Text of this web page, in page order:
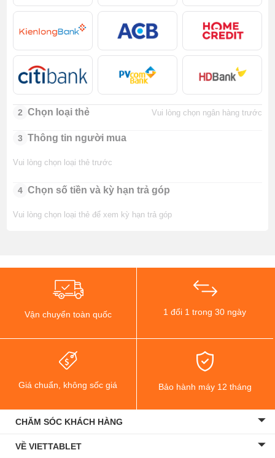
2 Chọn loại thẻ Vui lòng chọn ngân hàng trước
3 Thông tin người mua
Vui lòng chọn loại thẻ trước
4 Chọn số tiền và kỳ hạn trả góp
Vui lòng chọn loại thẻ để xem kỳ hạn trả góp
Vận chuyển toàn quốc 1 đổi 1 trong 30 ngày
Giá chuẩn, không sốc giá Bảo hành máy 12 tháng
CHĂM SÓC KHÁCH HÀNG
VỀ VIETTABLET